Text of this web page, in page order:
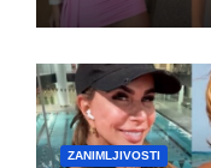
ZANIMLJIVOSTI